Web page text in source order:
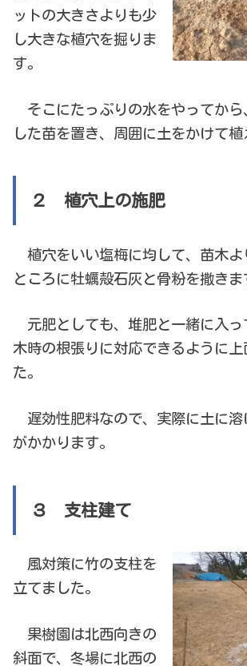
ットの大きさよりも少
し大きな植穴を掘りま
す。
そこにたっぷりの水をやってから
した苗を置き、周囲に土をかけて
２ 植穴上の施肥
植穴をいい塩梅に均して、苗木よ
ところに牡蠣殻石灰と骨粉を撒きま
元肥としても、堆肥と一緒に入っ
木時の根張りに対応できるように
た。
遅効性肥料なので、実際に土に溶
がかかります。
３ 支柱建て
風対策に竹の支柱を
立てました。
果樹園は北西向きの
斜面で、冬場に北西の